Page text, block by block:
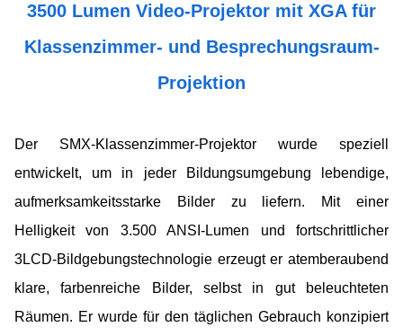
3500 Lumen Video-Projektor mit XGA für
Klassenzimmer- und Besprechungsraum-
Projektion
Der SMX-Klassenzimmer-Projektor wurde speziell
entwickelt, um in jeder Bildungsumgebung lebendige,
aufmerksamkeitsstarke Bilder zu liefern. Mit einer
Helligkeit von 3.500 ANSI-Lumen und fortschrittlicher
3LCD-Bildgebungstechnologie erzeugt er atemberaubend
klare, farbenreiche Bilder, selbst in gut beleuchteten
Räumen. Er wurde für den täglichen Gebrauch konzipiert